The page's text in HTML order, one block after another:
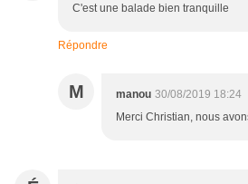
C'est une balade bien tranquille
Répondre
M manou 30/08/2019 18:24
Merci Christian, nous